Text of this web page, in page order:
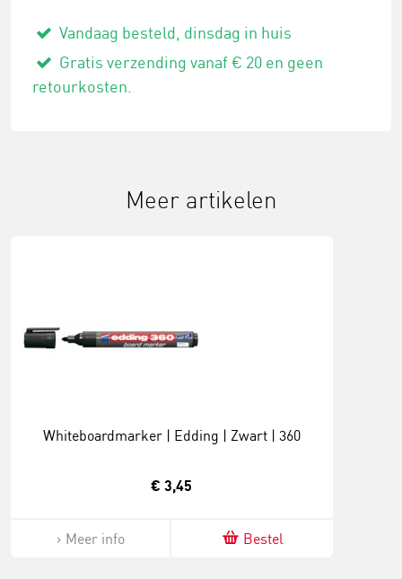
Vandaag besteld, dinsdag in huis
Gratis verzending vanaf € 20 en geen
retourkosten.
Meer artikelen
Whiteboardmarker | Edding | Zwart | 360
€ 3,45
Meer info Bestel